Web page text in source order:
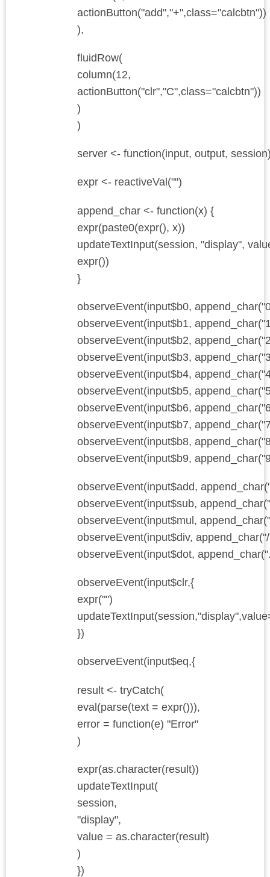
actionButton("add","+",class="calcbtn"))
),
fluidRow(
column(12,
actionButton("clr","C",class="calcbtn"))
)
)
server <- function(input, output,
expr <- reactiveVal("")
append_char <- function(x) {
expr(paste0(expr(), x))
updateTextInput(session, "display",
expr())
}
observeEvent(input$b0,
observeEvent(input$b1,
observeEvent(input$b2,
observeEvent(input$b3,
observeEvent(input$b4,
observeEvent(input$b5,
observeEvent(input$b6,
observeEvent(input$b7,
observeEvent(input$b8,
observeEvent(input$b9,
observeEvent(input$add,
observeEvent(input$sub,
observeEvent(input$mul,
observeEvent(input$div,
observeEvent(input$dot,
observeEvent(input$clr,{
expr("")
})
observeEvent(input$eq,{
result <- tryCatch(
eval(parse(text = expr())),
error = function(e) "Error"
)
expr(as.character(result))
updateTextInput(
session,
"display",
value = as.character(result)
)
})